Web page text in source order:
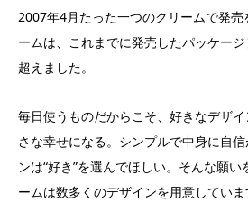
2007年4月たった一つのクリームで発売
ームは、これまでに発売したパッケー
超えました。
毎日使うものだからこそ、好きなデザ
さな幸せになる。シンプルで中身に自
ンは“好き”を選んでほしい。そんな願
ームは数多くのデザインを用意していま